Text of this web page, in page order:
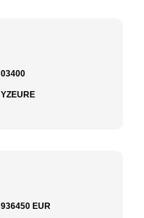
03400
YZEURE
936450 EUR